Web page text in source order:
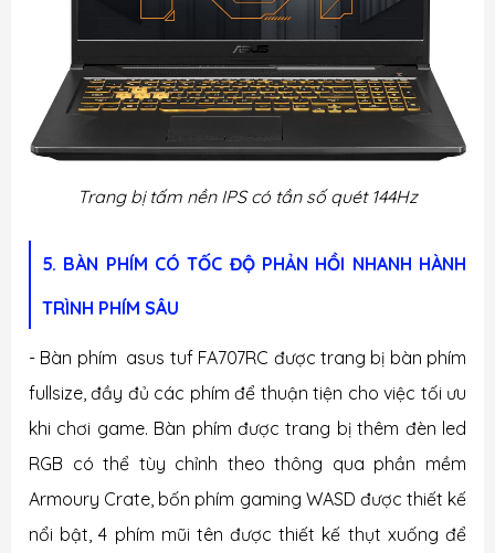
Trang bị tấm nền IPS có tần số quét 144Hz
5. BÀN PHÍM CÓ TỐC ĐỘ PHẢN HỒI NHANH HÀNH
TRÌNH PHÍM SÂU
- Bàn phím asus tuf FA707RC được trang bị bàn phím
fullsize, đầy đủ các phím để thuận tiện cho việc tối ưu
khi chơi game. Bàn phím được trang bị thêm đèn led
RGB có thể tùy chỉnh theo thông qua phần mềm
Armoury Crate, bốn phím gaming WASD được thiết kế
nổi bật, 4 phím mũi tên được thiết kế thụt xuống để